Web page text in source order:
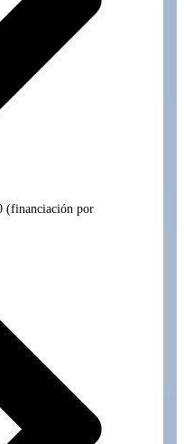
(financiación por